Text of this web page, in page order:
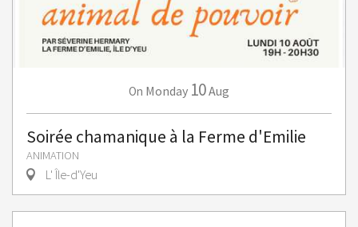
On Monday 10Aug
Soirée chamanique à la Ferme d'Emilie
ANIMATION
L' Île-d'Yeu